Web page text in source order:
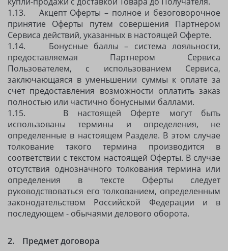
1.13. Акцепт Оферты – полное и безоговорочное
принятие Оферты путем совершения Партнером
Сервиса действий, указанных в настоящей Оферте.
1.14. Бонусные баллы – система лояльности,
предоставляемая Партнером Сервиса
Пользователем, с использованием Сервиса,
заключающаяся в уменьшении суммы к оплате за
счет предоставления возможности оплатить заказ
полностью или частично бонусными баллами.
1.15. В настоящей Оферте могут быть
использованы термины и определения, не
определенные в настоящем Разделе. В этом случае
толкование такого термина производится в
соответствии с текстом настоящей Оферты. В случае
отсутствия однозначного толкования термина или
определения в тексте Оферты следует
руководствоваться его толкованием, определенным
законодательством Российской Федерации и в
последующем - обычаями делового оборота.
2. Предмет договора